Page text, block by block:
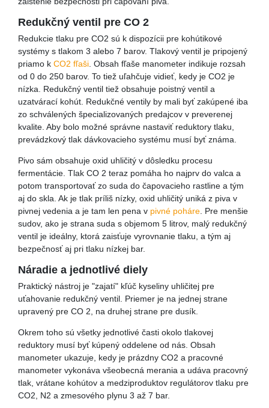
Redukčný ventil pre CO 2
Redukcie tlaku pre CO2 sú k dispozícii pre kohútikové
systémy s tlakom 3 alebo 7 barov. Tlakový ventil je pripojený
priamo k CO2 fľaši. Obsah fľaše manometer indikuje rozsah
od 0 do 250 barov. To tiež uľahčuje vidieť, kedy je CO2 je
nízka. Redukčný ventil tiež obsahuje poistný ventil a
uzatvárací kohút. Redukčné ventily by mali byť zakúpené iba
zo schválených špecializovaných predajcov v preverenej
kvalite. Aby bolo možné správne nastaviť reduktory tlaku,
prevádzkový tlak dávkovacieho systému musí byť známa.
Pivo sám obsahuje oxid uhličitý v dôsledku procesu
fermentácie. Tlak CO 2 teraz pomáha ho najprv do valca a
potom transportovať zo suda do čapovacieho rastline a tým
aj do skla. Ak je tlak príliš nízky, oxid uhličitý uniká z piva v
pivnej vedenia a je tam len pena v pivné poháre. Pre menšie
sudov, ako je strana suda s objemom 5 litrov, malý redukčný
ventil je ideálny, ktorá zaisťuje vyrovnanie tlaku, a tým aj
bezpečnosť aj pri tlaku nízkej bar.
Náradie a jednotlivé diely
Praktický nástroj je "zajatí" kľúč kyseliny uhličitej pre
uťahovanie redukčný ventil. Priemer je na jednej strane
upravený pre CO 2, na druhej strane pre dusík.
Okrem toho sú všetky jednotlivé časti okolo tlakovej
reduktory musí byť kúpený oddelene od nás. Obsah
manometer ukazuje, kedy je prázdny CO2 a pracovné
manometer vykonáva všeobecná merania a udáva pracovný
tlak, vrátane kohútov a medziproduktov regulátorov tlaku pre
CO2, N2 a zmesového plynu 3 až 7 bar.